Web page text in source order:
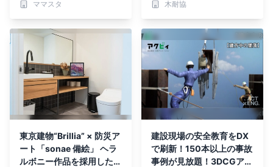
ママスタ
木耐協
東京建物“Brillia” × 防災ア
ート「sonae 備絵」 ヘラ
ルボニー作品を採用した特
建設現場の安全教育をDX
で刷新！150本以上の事故
事例が見放題！3DCGアニ